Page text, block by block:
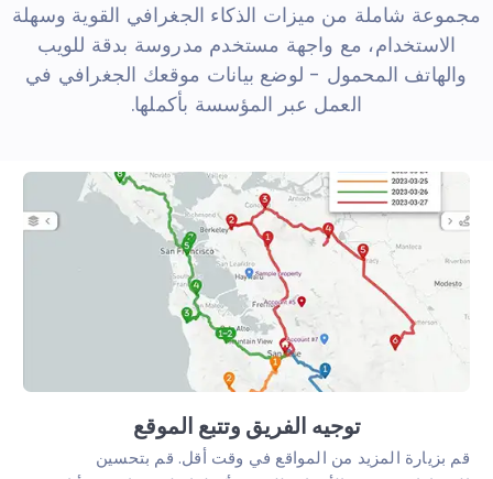
مجموعة شاملة من ميزات الذكاء الجغرافي القوية وسهلة
الاستخدام، مع واجهة مستخدم مدروسة بدقة للويب
والهاتف المحمول - لوضع بيانات موقعك الجغرافي في
العمل عبر المؤسسة بأكملها.
توجيه الفريق وتتبع الموقع
قم بزيارة المزيد من المواقع في وقت أقل. قم بتحسين